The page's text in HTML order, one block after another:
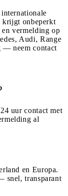
krijgt onbeperkt
vermelding op
Audi, Range
— neem contact
uur contact met
al
en Europa.
snel, transparant